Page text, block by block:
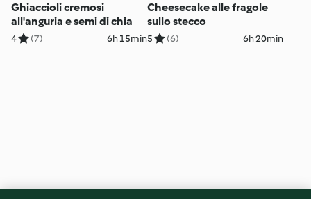
Ghiaccioli cremosi
all'anguria e semi di chia
4 (7) 6h 15min
Cheesecake alle fragole
sullo stecco
5 (6) 6h 20min